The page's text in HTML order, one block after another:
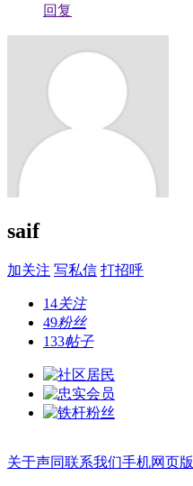
回复
saif
加关注 写私信 打招呼
14关注
49粉丝
133帖子
关于声同联系我们手机网页版